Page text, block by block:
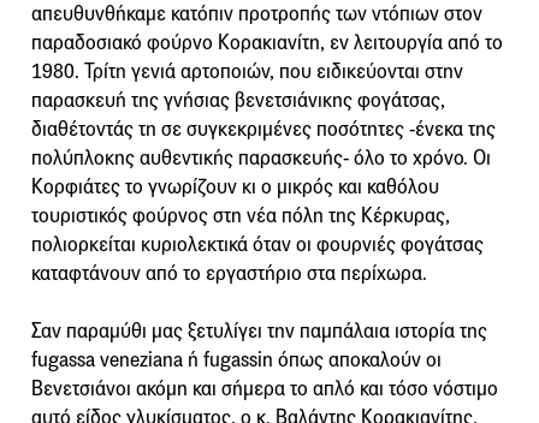
απευθυνθήκαμε κατόπιν προτροπής των ντόπιων στον
παραδοσιακό φούρνο Κορακιανίτη, εν λειτουργία από το
1980. Τρίτη γενιά αρτοποιών, που ειδικεύονται στην
παρασκευή της γνήσιας βενετσιάνικης φογάτσας,
διαθέτοντάς τη σε συγκεκριμένες ποσότητες -ένεκα της
πολύπλοκης αυθεντικής παρασκευής- όλο το χρόνο. Οι
Κορφιάτες το γνωρίζουν κι ο μικρός και καθόλου
τουριστικός φούρνος στη νέα πόλη της Κέρκυρας,
πολιορκείται κυριολεκτικά όταν οι φουρνιές φογάτσας
καταφτάνουν από το εργαστήριο στα περίχωρα.
Σαν παραμύθι μας ξετυλίγει την παμπάλαια ιστορία της
fugassa veneziana ή fugassin όπως αποκαλούν οι
Βενετσιάνοι ακόμη και σήμερα το απλό και τόσο νόστιμο
αυτό είδος γλυκίσματος, ο κ. Βαλάντης Κορακιανίτης,